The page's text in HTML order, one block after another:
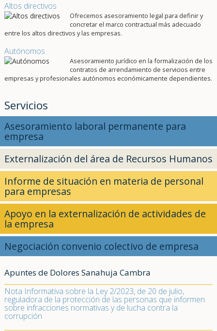
Altos directivos
Ofrecemos asesoramiento legal para definir y
concretar el marco contractual más adecuado
entre los altos directivos y las empresas.
Autónomos
Asesoramiento jurídico en la formalización de los
contratos de arrendamiento de servicios entre
empresas y profesionales autónomos económicamente dependientes.
Servicios
Asesoramiento laboral permanente para
empresa
Externalización del área de Recursos Humanos
Informe de situación en materia de personal
para empresas
Apoyo en la externalización de actividades de
la empresa
Negociación convenio colectivo de empresa
Apuntes de Dolores Sanahuja Cambra
Nota Informativa sobre la Ley 2/2023, de 20 de julio,
reguladora de la protección de las personas que informen
sobre infracciones normativas y de lucha contra la
corrupción